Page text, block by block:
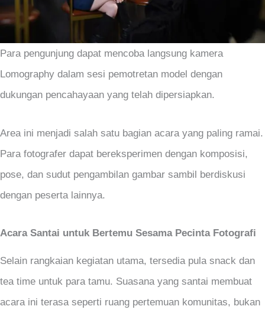
Para pengunjung dapat mencoba langsung kamera
Lomography dalam sesi pemotretan model dengan
dukungan pencahayaan yang telah dipersiapkan.
Area ini menjadi salah satu bagian acara yang paling ramai.
Para fotografer dapat bereksperimen dengan komposisi,
pose, dan sudut pengambilan gambar sambil berdiskusi
dengan peserta lainnya.
Acara Santai untuk Bertemu Sesama Pecinta Fotografi
Selain rangkaian kegiatan utama, tersedia pula snack dan
tea time untuk para tamu. Suasana yang santai membuat
acara ini terasa seperti ruang pertemuan komunitas, bukan